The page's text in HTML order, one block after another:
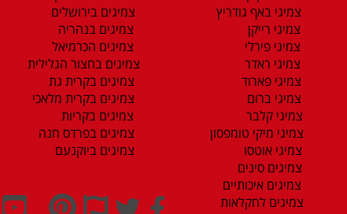
צמיגי באף גודריץ
צמיגי רייקן
צמיגי פירלי
צמיגי ראדר
צמיגי פארוד
צמיגי ברום
צמיגי קלבר
צמיגי מיקי טומפסון
צמיגי אוטסו
צמיגים סינים
צמיגים איכותיים
צמיגים לחקלאות
צמיגים בירושלים
צמיגים בנהריה
צמיגים הכרמיאל
צמיגים בחצור הגלילית
צמיגים בקרית גת
צמיגים בקרית מלאכי
צמיגים בקריות
צמיגים בפרדס חנה
צמיגים ביוקנעם